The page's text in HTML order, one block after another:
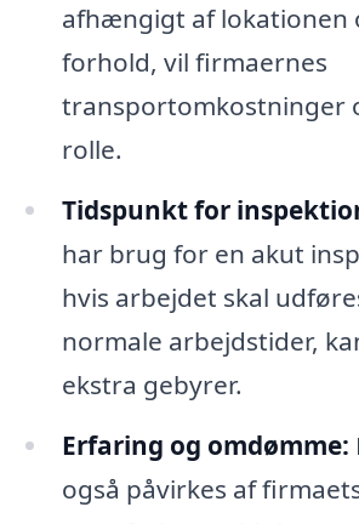
afhængigt af lokationen
forhold, vil firmaernes
transportomkostninger
rolle.
Tidspunkt for
har brug for en akut
hvis arbejdet skal
normale arbejdstider,
ekstra gebyrer.
Erfaring og omdømme:
også påvirkes af